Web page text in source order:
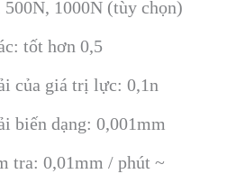
500N, 1000N (tùy chọn)
tốt hơn 0,5
của giá trị lực: 0,1n
biến dạng: 0,001mm
tra: 0,01mm / phút ~